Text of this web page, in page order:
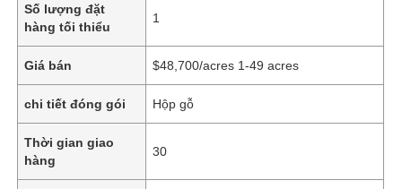
Số lượng đặt
hàng tối thiểu
1
Giá bán $48,700/acres 1-49 acres
chi tiết đóng gói Hộp gỗ
Thời gian giao
hàng
30